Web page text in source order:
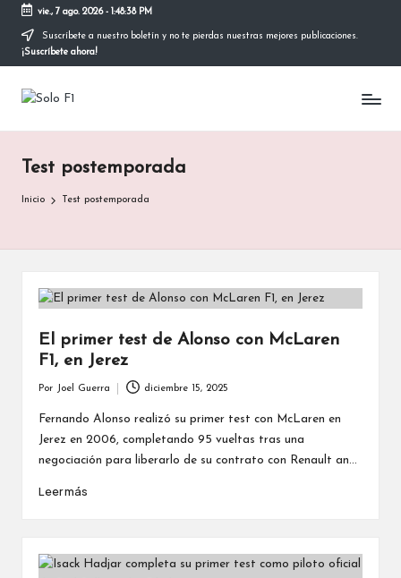
Saltar
vie., 7 ago. 2026- 1:48:38 PM
Suscríbete a nuestro boletín y no te pierdas nuestras mejores publicaciones.
¡Suscríbete ahora!
S
o
l
o
Para
la
F1Test postemporada
Inicio Test postemporada
El primer test de Alonso con McLaren
F1, en Jerez
por
Por Joel Guerra diciembre 15, 2025
Fernando Alonso realizó su primer test con McLaren en
Jerez en 2006, completando 95 vueltas tras una
negociación para liberarlo de su contrato con Renault an...
Leer más